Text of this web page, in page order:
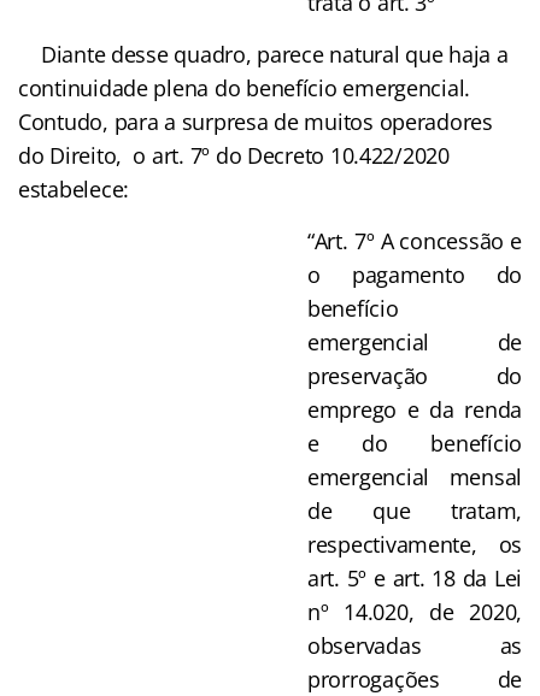
Diante desse quadro, parece natural que haja a
continuidade plena do benefício emergencial.
Contudo, para a surpresa de muitos operadores
do Direito, o art. 7º do Decreto 10.422/2020
estabelece:
“Art. 7º A concessão e
o pagamento do
benefício
emergencial de
preservação do
emprego e da renda
e do benefício
emergencial mensal
de que tratam,
respectivamente, os
art. 5º e art. 18 da Lei
nº 14.020, de 2020,
observadas as
prorrogações de